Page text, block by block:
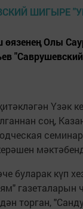
Олы
Үзәк
соң,
буларак күп
газеталарын
торган,